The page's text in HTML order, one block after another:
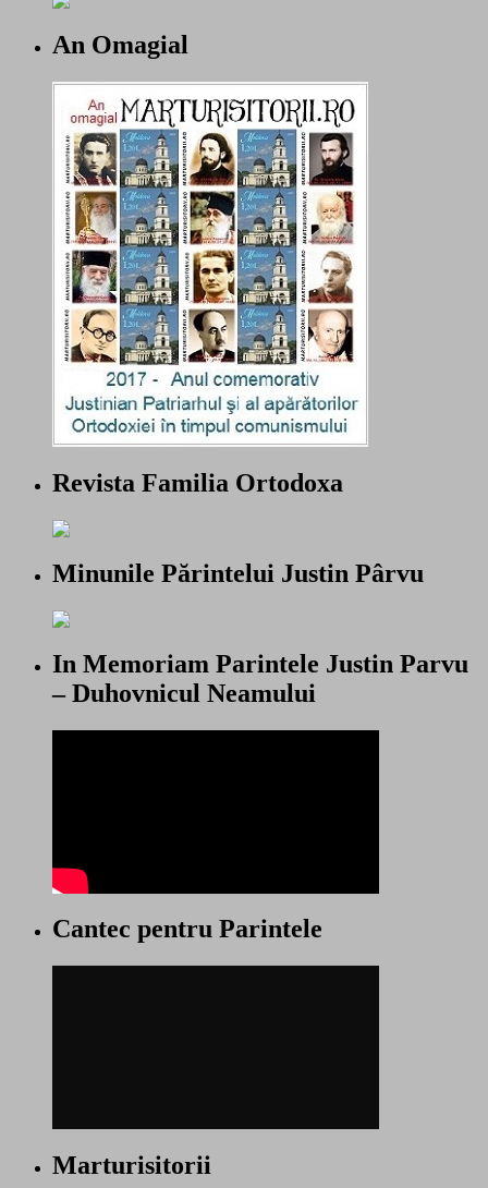
An Omagial
Revista Familia Ortodoxa
Minunile Părintelui Justin Pârvu
In Memoriam Parintele Justin Parvu
– Duhovnicul Neamului
Cantec pentru Parintele
Marturisitorii